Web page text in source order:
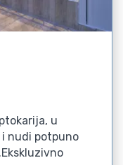
u
i nudi potpuno